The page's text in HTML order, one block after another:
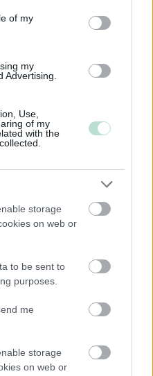
of my
my
Advertising.
Use,
of my
with the
storage
on web or
to be sent to
purposes.
me
storage
on web or
verottajalle ja